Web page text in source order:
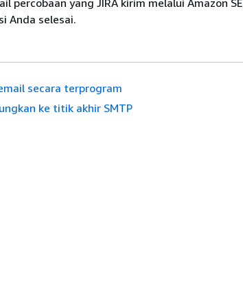
Anda selesai.
secara terprogram
ke titik akhir SMTP